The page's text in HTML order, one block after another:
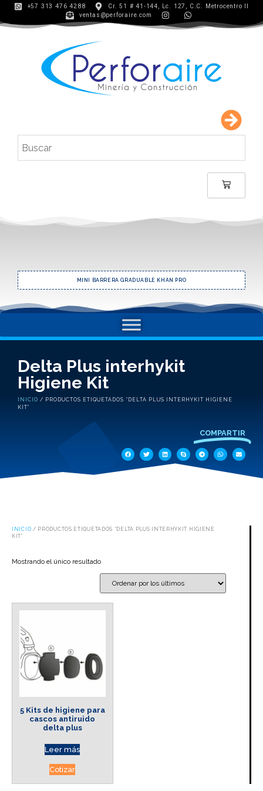
+57 313 476 4288
Cr. 51 # 41-144, Lc. 127, C.C. Metrocentro II
ventas@perforaire.com
MINI BARRERA GRADUABLE KHAN PRO
Delta Plus interhykit
Higiene Kit
INICIO / PRODUCTOS ETIQUETADOS “DELTA PLUS INTERHYKIT HIGIENE
KIT”
COMPARTIR
INICIO / PRODUCTOS ETIQUETADOS “DELTA PLUS INTERHYKIT HIGIENE
KIT”
Mostrando el único resultado
5 Kits de higiene para
cascos antiruido
delta plus
Leer más
Cotizar